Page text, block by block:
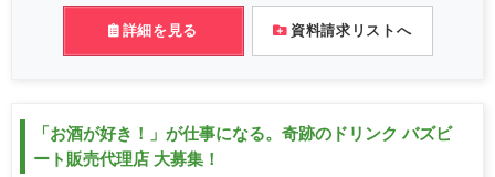
詳細を見る 資料請求リストへ
「お酒が好き！」が仕事になる。奇跡のドリンク バズビ
ート販売代理店 大募集！